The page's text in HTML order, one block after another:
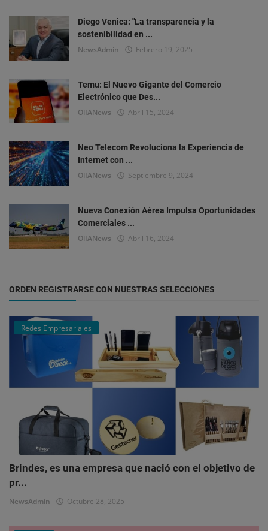
Diego Venica: "La transparencia y la
sostenibilidad en ...
NewsAdmin Febrero 19, 2025
Temu: El Nuevo Gigante del Comercio
Electrónico que Des...
OlIANews Abril 15, 2024
Neo Telecom Revoluciona la Experiencia de
Internet con ...
OlIANews Septiembre 9, 2024
Nueva Conexión Aérea Impulsa Oportunidades
Comerciales ...
OlIANews Abril 16, 2024
ORDEN REGISTRARSE CON NUESTRAS SELECCIONES
Redes Empresariales
Brindes, es una empresa que nació con el objetivo de
pr...
NewsAdmin Octubre 28, 2025